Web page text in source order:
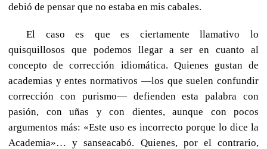
debió de pensar que no estaba en mis cabales.
El caso es que es ciertamente llamativo lo
quisquillosos que podemos llegar a ser en cuanto al
concepto de corrección idiomática. Quienes gustan de
academias y entes normativos —los que suelen confundir
corrección con purismo— defienden esta palabra con
pasión, con uñas y con dientes, aunque con pocos
argumentos más: «Este uso es incorrecto porque lo dice la
Academia»… y sanseacabó. Quienes, por el contrario,